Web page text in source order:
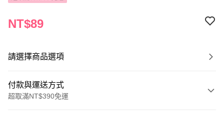
NT$89
請選擇商品選項
付款與運送方式
超取滿NT$390免運